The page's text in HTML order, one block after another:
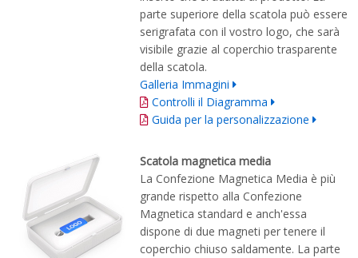
parte superiore della scatola può essere
serigrafata con il vostro logo, che sarà
visibile grazie al coperchio trasparente
della scatola.
Galleria Immagini
Controlli il Diagramma
Guida per la personalizzazione
Scatola magnetica media
La Confezione Magnetica Media è più
grande rispetto alla Confezione
Magnetica standard e anch'essa
dispone di due magneti per tenere il
coperchio chiuso saldamente. La parte